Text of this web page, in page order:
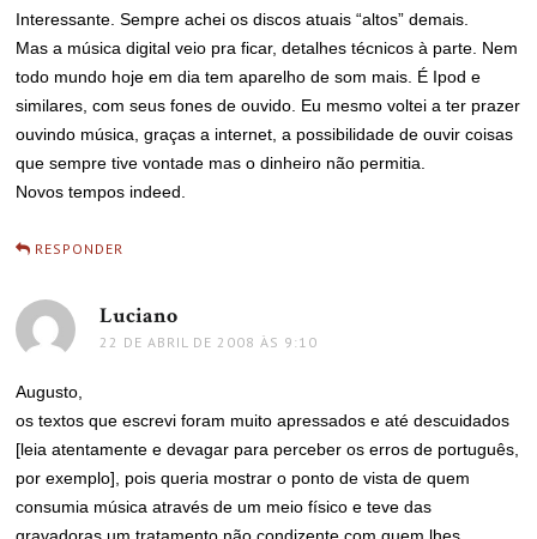
Interessante. Sempre achei os discos atuais “altos” demais.
Mas a música digital veio pra ficar, detalhes técnicos à parte. Nem
todo mundo hoje em dia tem aparelho de som mais. É Ipod e
similares, com seus fones de ouvido. Eu mesmo voltei a ter prazer
ouvindo música, graças a internet, a possibilidade de ouvir coisas
que sempre tive vontade mas o dinheiro não permitia.
Novos tempos indeed.
RESPONDER
Luciano
22 DE ABRIL DE 2008 ÀS 9:10
Augusto,
os textos que escrevi foram muito apressados e até descuidados
[leia atentamente e devagar para perceber os erros de português,
por exemplo], pois queria mostrar o ponto de vista de quem
consumia música através de um meio físico e teve das